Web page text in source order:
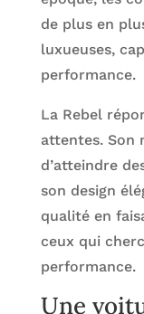
de plus en
luxueuses,
performance.
La Rebel
attentes. Son
d’atteindre
son design
qualité en
ceux qui
performance.
Une